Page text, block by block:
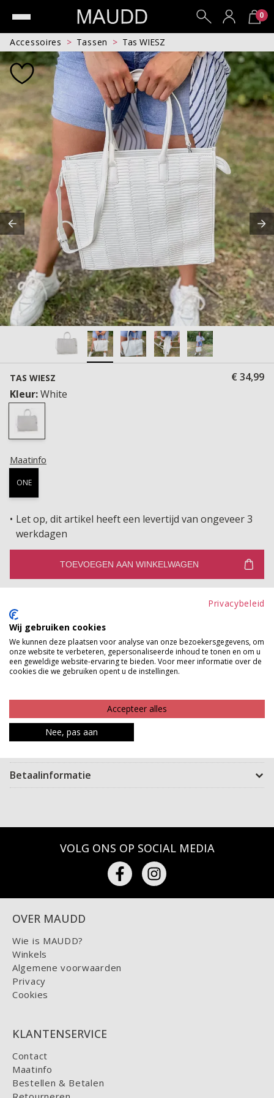
0
Accessoires Tassen Tas WIESZ
TAS WIESZ
€ 34,99
Kleur:White
Maatinfo
ONE
Let op, dit artikel heeft een levertijd van ongeveer 3
werkdagen
TOEVOEGEN AAN WINKELWAGEN
Bekijk voorraad winkel
Deze ideale tas is super handig om mee te nemen naar
dagelijkse leven. De tas heeft een groot vak zodat je
gemakkelijk al je spullen kunt meenemen.
Betaalinformatie
VOLG ONS OP SOCIAL MEDIA
OVER MAUDD
Wie is MAUDD?
Winkels
Algemene voorwaarden
Privacy
Cookies
KLANTENSERVICE
Contact
Maatinfo
Bestellen & Betalen
Privacybeleid
Wij gebruiken cookies
We kunnen deze plaatsen voor analyse van onze bezoekersgegevens, om
onze website te verbeteren, gepersonaliseerde inhoud te tonen en om u
een geweldige website-ervaring te bieden. Voor meer informatie over de
cookies die we gebruiken opent u de instellingen.
Accepteer alles
Nee, pas aan